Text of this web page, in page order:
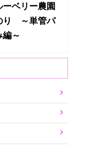
ベリー農園
り ～単管パ
～